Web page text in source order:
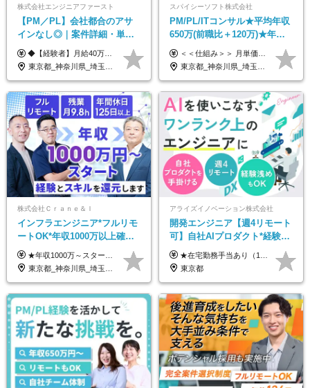
株式会社エンジニアファースト
【PM／PL】会社都合のアサ
インなし◎｜案件詳細・単
価・給与テーブル全公開！働
き方も年収も自分で選べる！
◆【経験者】月給40万円～120万円(固定残業代含む)+各種手当 ※月30時間（76,000円～）の固定残業代を含みます。 ※上記を超える時間外労働分は追加で支給。 ※6ヶ月の試用期間あり（条件に変動なし） ・年収平均176万円アップ ・前職給与を保証 ◆単価連動性×還元率84％～100％で収入の大幅UPが可能 ・案件単価が月50万円の場合：年収417万円 ・案件単価が月70万円の場合：年収584万円 ・案件単価が月100万円の場合：年収834万円
東京都_神奈川県_埼玉県_千葉県_大阪府_愛知県_北海道_青森県_岩手県_宮城県_秋田県_山形県_福島県_茨城県_栃木県_群馬県_新潟県_山梨県_長野県_富山県_石川県_福井県_静岡県_岐阜県_三重県_兵庫県_京都府_滋賀県_奈良県_和歌山県_広島県_岡山県_鳥取県_島根県_山口県_徳島県_香川県_愛媛県_高知県_福岡県_熊本県_佐賀県_長崎県_大分県_宮崎県_鹿児島県_沖縄県
スパイシーソフト株式会社
PM/PL/ITコンサル★平均年収
650万(前職比＋120万)★年間
休日132日★残業月平均7.4h★
リモあり
＜＜仕組み＞＞ 月単価に応じて会社HPで公開しているテーブルにもとづき毎月決定されます！ https://www.tech4u.dev/payroll ＜＜実績＞＞ PM/PL・ITコンサル職の平均年収実績：650万円 前職比平均：＋120万円 ＜＜PM/PL・ITコンサル案件＞＞ ・PMO／進捗・課題管理：600〜800万円 ・要件定義／業務改善支援：650〜850万円 ・開発PM／PL：750〜1000万円 ・インフラPM／PL：750〜1000万円 ・ITコンサル／導入支援：800〜1000万円 ＜＜リーダークラス＞＞ 還元率：85〜90％ ・月単価100万円 → 年収約960万円 ・月単価120万円 → 年収約1150万円 ・月単価140万円 → 年収約1300万円 ※単価・還元率はすべて公開 ※待機時も給与保証 ※還元率は他社にあわせ社保の会社負担分も含めています 月給25万円～67万円＋賞与年2回 ※上記には、30時間分（4万5千円～12万1千円）の固定残業代が含まれています。超過分は別途支給します。 ※試用期間中も給与、福利厚生に差異なし 【固定残業代について】 固定残業30時間分（45,000円～121,000円）を含む ※超過分は別途全額支給
東京都_神奈川県_埼玉県_千葉県_大阪府_愛知県_兵庫県_京都府_福岡県
株式会社Ｃｒａｎｅ＆Ｉ
インフラエンジニア*フルリモ
ートOK*年収1000万以上確約*
前職給与保障*残業月9.8h*40
代50代活躍
★年収1000万～スタート！ 年俸1,000万円～1,162万8,000円（12分割） ※経験・スキルを考慮の上決定します ※上記金額には固定残業代（月30h分・158,400円～184,000円）を含みます ※超過分は別途全額支給します ※試用期間2ヶ月間あり（その他待遇に差異はありません）
東京都_神奈川県_埼玉県_千葉県_大阪府_愛知県_北海道_青森県_岩手県_宮城県_秋田県_山形県_福島県_茨城県_栃木県_群馬県_新潟県_山梨県_長野県_富山県_石川県_福井県_静岡県_岐阜県_三重県_兵庫県_京都府_滋賀県_奈良県_和歌山県_広島県_岡山県_鳥取県_島根県_山口県_徳島県_香川県_愛媛県_高知県_福岡県_熊本県_佐賀県_長崎県_大分県_宮崎県_鹿児島県_沖縄県
アライズイノベーション株式会社
開発エンジニア【週4リモート
可】自社AIプロダクト*経験浅
めOK*実働7.15h*業界シェア
TOPクラス
★在宅勤務手当あり（1日あたり500円） ★交通費は一律で支給します 年俸制：360万円〜800万円（12分割し、月々30万円～66.6万円を支給） ※経験・スキルを考慮して決定いたします。 ※上記金額には固定残業代（40時間分/7.5万円～16.6万円）を含みます。超過分は全額支給します。
東京都